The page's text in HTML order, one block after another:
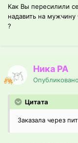
Как Вы пересилили
надавить на
?
Ника РА
Опубликовано
Цитата
Заказала через